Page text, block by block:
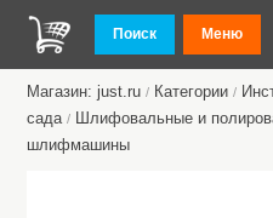
Поиск Меню
Магазин: just.ru / Категории /
сада / Шлифовальные и
шлифмашины